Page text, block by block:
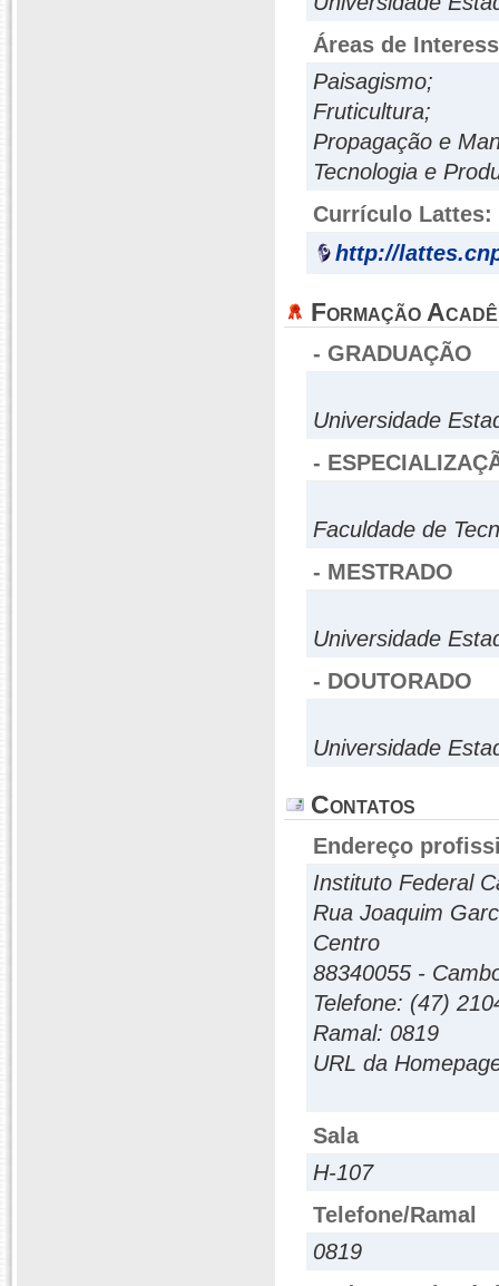
Áreas de
Paisagismo;
Fruticultura;
Propagação e
Tecnologia e
Currículo Lattes:
http://
Formação
- GRADUAÇÃO
Universidade
-
Faculdade de
- MESTRADO
Universidade
- DOUTORADO
Universidade
Contatos
Endereço
Instituto Federal
Rua Joaquim
Centro
88340055 -
Telefone: (47)
Ramal: 0819
URL da
Sala
H-107
Telefone/Ramal
0819